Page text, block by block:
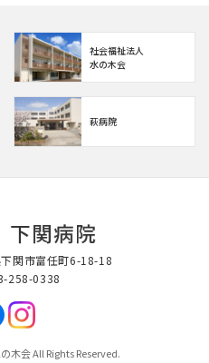
社会福祉法人
水の木会
萩病院
関市富任町6-18-18
258-0338
木会 All Rights Reserved.